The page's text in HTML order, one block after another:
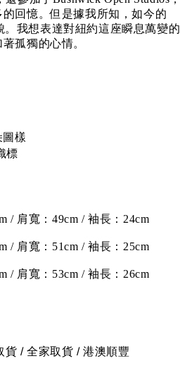
回憶。但是據我所知，如今的
。我想表達對紐約這座瞬息萬變的
孤獨的心情。
樣
標
/ 肩寬：49cm / 袖長：24cm
/ 肩寬：51cm / 袖長：25cm
/ 肩寬：53cm / 袖長：26cm
貨 /全家取貨 / 港澳順豐